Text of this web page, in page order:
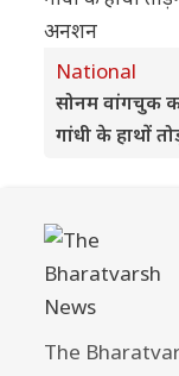
National
सोनम वांगचुक
गांधी के हाथों
The